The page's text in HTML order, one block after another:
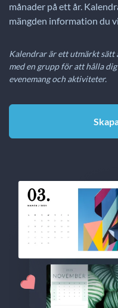
månader på ett år.
mängden information du
Kalendrar är ett utmärkt sätt
med en grupp för att hålla dig
evenemang och aktiviteter.